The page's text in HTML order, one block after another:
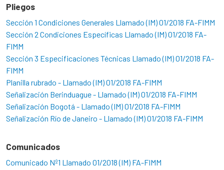
Pliegos
Sección 1 Condiciones Generales Llamado (IM) 01/2018 FA-FIMM
Sección 2 Condiciones Específicas Llamado (IM) 01/2018 FA-
FIMM
Sección 3 Especificaciones Técnicas Llamado (IM) 01/2018 FA-
FIMM
Planilla rubrado - Llamado (IM) 01/2018 FA-FIMM
Señalización Berinduague - Llamado (IM) 01/2018 FA-FIMM
Señalización Bogotá - Llamado (IM) 01/2018 FA-FIMM
Señalización Río de Janeiro - Llamado (IM) 01/2018 FA-FIMM
Comunicados
Comunicado Nº1 Llamado 01/2018 (IM) FA-FIMM